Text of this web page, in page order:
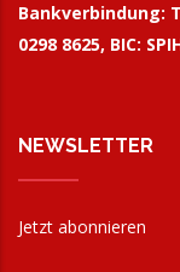
Bankverbindung:
0298 8625, BIC:
NEWSLETTER
Jetzt abonnieren